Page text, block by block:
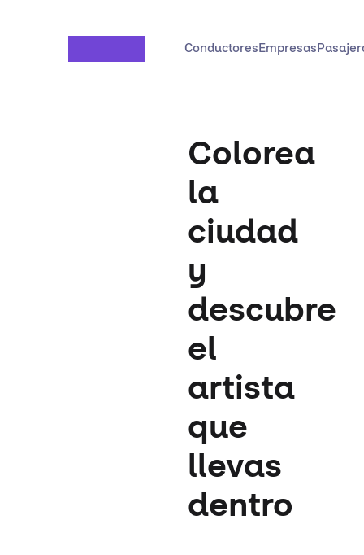
Conductores Empresas
Colorea
la
ciudad
y
descubre
el
artista
que
llevas
dentro